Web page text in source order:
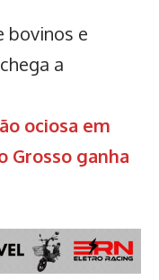
bovinos e
a
ociosa em
Grosso ganha